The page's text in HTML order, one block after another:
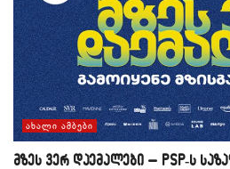
ᲐᲮᲐᲚᲘ ᲐᲛᲑᲔᲑᲘ
მზეს ვერ დაემალები – PSP-ს